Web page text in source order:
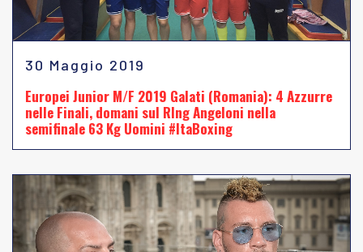
30 Maggio 2019
Europei Junior M/F 2019 Galati (Romania): 4 Azzurre
nelle Finali, domani sul RIng Angeloni nella
semifinale 63 Kg Uomini #ItaBoxing